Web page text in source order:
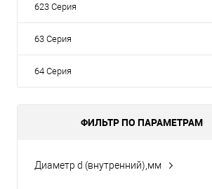
623 Серия
63 Серия
64 Серия
ФИЛЬТР ПО ПАРАМЕТРАМ
Диаметр d (внутренний),мм